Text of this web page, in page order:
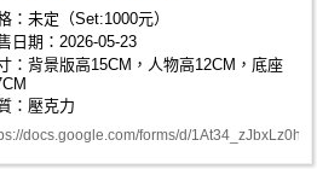
：未定（Set:1000元）
日期：2026-05-23
：背景版高15CM，人物高12CM，底座
：壓克力
docs.google.com/forms/d/